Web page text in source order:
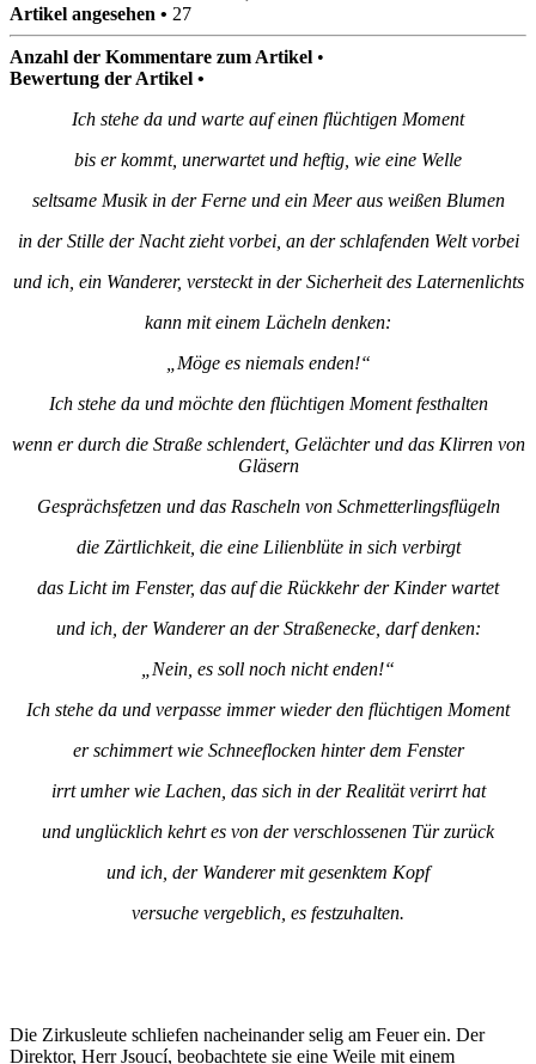
Artikel angesehen • 27
Anzahl der Kommentare zum Artikel •
Bewertung der Artikel •
Ich stehe da und warte auf einen flüchtigen Moment
bis er kommt, unerwartet und heftig, wie eine Welle
seltsame Musik in der Ferne und ein Meer aus weißen Blumen
in der Stille der Nacht zieht vorbei, an der schlafenden Welt vorbei
und ich, ein Wanderer, versteckt in der Sicherheit des Laternenlichts
kann mit einem Lächeln denken:
„Möge es niemals enden!“
Ich stehe da und möchte den flüchtigen Moment festhalten
wenn er durch die Straße schlendert, Gelächter und das Klirren von
Gläsern
Gesprächsfetzen und das Rascheln von Schmetterlingsflügeln
die Zärtlichkeit, die eine Lilienblüte in sich verbirgt
das Licht im Fenster, das auf die Rückkehr der Kinder wartet
und ich, der Wanderer an der Straßenecke, darf denken:
„Nein, es soll noch nicht enden!“
Ich stehe da und verpasse immer wieder den flüchtigen Moment
er schimmert wie Schneeflocken hinter dem Fenster
irrt umher wie Lachen, das sich in der Realität verirrt hat
und unglücklich kehrt es von der verschlossenen Tür zurück
und ich, der Wanderer mit gesenktem Kopf
versuche vergeblich, es festzuhalten.
Die Zirkusleute schliefen nacheinander selig am Feuer ein. Der
Direktor, Herr Jsoucí, beobachtete sie eine Weile mit einem